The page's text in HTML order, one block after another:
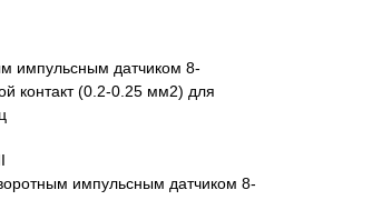
импульсным датчиком 8-
контакт (0.2-0.25 мм2) для
импульсным датчиком 8-